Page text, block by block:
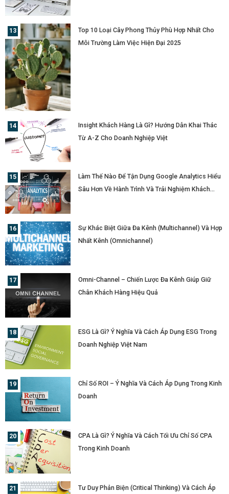
Top 10 Loại Cây Phong Thủy Phù Hợp Nhất Cho
Môi Trường Làm Việc Hiện Đại 2025
Insight Khách Hàng Là Gì? Hướng Dẫn Khai Thác
Từ A-Z Cho Doanh Nghiệp Việt
Làm Thế Nào Để Tận Dụng Google Analytics Hiểu
Sâu Hơn Về Hành Trình Và Trải Nghiệm Khách
Sự Khác Biệt Giữa Đa Kênh (Multichannel) Và Hợp
Nhất Kênh (Omnichannel)
Omni-Channel – Chiến Lược Đa Kênh Giúp Giữ
Chân Khách Hàng Hiệu Quả
ESG Là Gì? Ý Nghĩa Và Cách Áp Dụng ESG Trong
Doanh Nghiệp Việt Nam
Chỉ Số ROI – Ý Nghĩa Và Cách Áp Dụng Trong Kinh
Doanh
CPA Là Gì? Ý Nghĩa Và Cách Tối Ưu Chỉ Số CPA
Trong Kinh Doanh
Tư Duy Phản Biện (Critical Thinking) Và Cách Áp